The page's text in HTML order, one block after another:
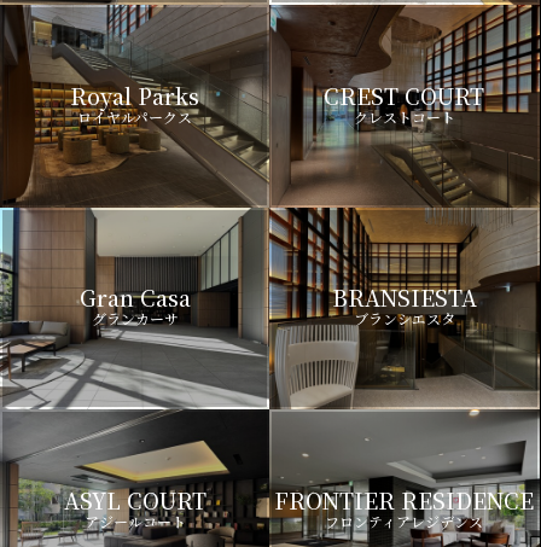
Royal Parks
ロイヤルパークス
CREST COURT
クレストコート
Gran Casa
グランカーサ
BRANSIESTA
ブランシエスタ
ASYL COURT
アジールコート
FRONTIER RESIDENCE
フロンティアレジデンス